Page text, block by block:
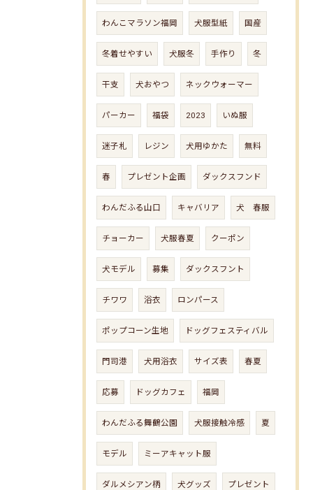
わんこマラソン福岡 犬服型紙 国産
冬着せやすい 犬服冬 手作り 冬
干支 犬おやつ ネックウォーマー
パーカー 福袋 2023 いぬ服
迷子札 レジン 犬用ゆかた 無料
春 プレゼント企画 ダックスフンド
わんだふる山口 キャバリア 犬 春服
チョーカー 犬服春夏 クーポン
犬モデル 募集 ダックスフント
チワワ 浴衣 ロンパース
ポップコーン生地 ドッグフェスティバル
門司港 犬用浴衣 サイズ表 春夏
応募 ドッグカフェ 福岡
わんだふる舞鶴公園 犬服接触冷感 夏
モデル ミーアキャット服
ダルメシアン柄 犬グッズ プレゼント